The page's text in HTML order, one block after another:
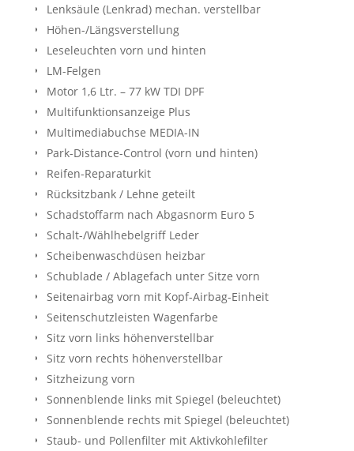
Lenksäule (Lenkrad) mechan. verstellbar
Höhen-/Längsverstellung
Leseleuchten vorn und hinten
LM-Felgen
Motor 1,6 Ltr. – 77 kW TDI DPF
Multifunktionsanzeige Plus
Multimediabuchse MEDIA-IN
Park-Distance-Control (vorn und hinten)
Reifen-Reparaturkit
Rücksitzbank / Lehne geteilt
Schadstoffarm nach Abgasnorm Euro 5
Schalt-/Wählhebelgriff Leder
Scheibenwaschdüsen heizbar
Schublade / Ablagefach unter Sitze vorn
Seitenairbag vorn mit Kopf-Airbag-Einheit
Seitenschutzleisten Wagenfarbe
Sitz vorn links höhenverstellbar
Sitz vorn rechts höhenverstellbar
Sitzheizung vorn
Sonnenblende links mit Spiegel (beleuchtet)
Sonnenblende rechts mit Spiegel (beleuchtet)
Staub- und Pollenfilter mit Aktivkohlefilter